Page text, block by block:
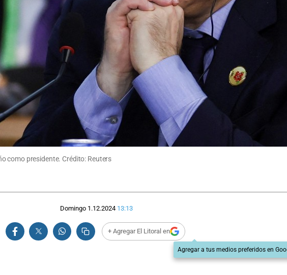
como presidente. Crédito: Reuters
Domingo 1.12.2024 13:13
+ Agregar El Litoral en
Agregar a tus medios preferidos en